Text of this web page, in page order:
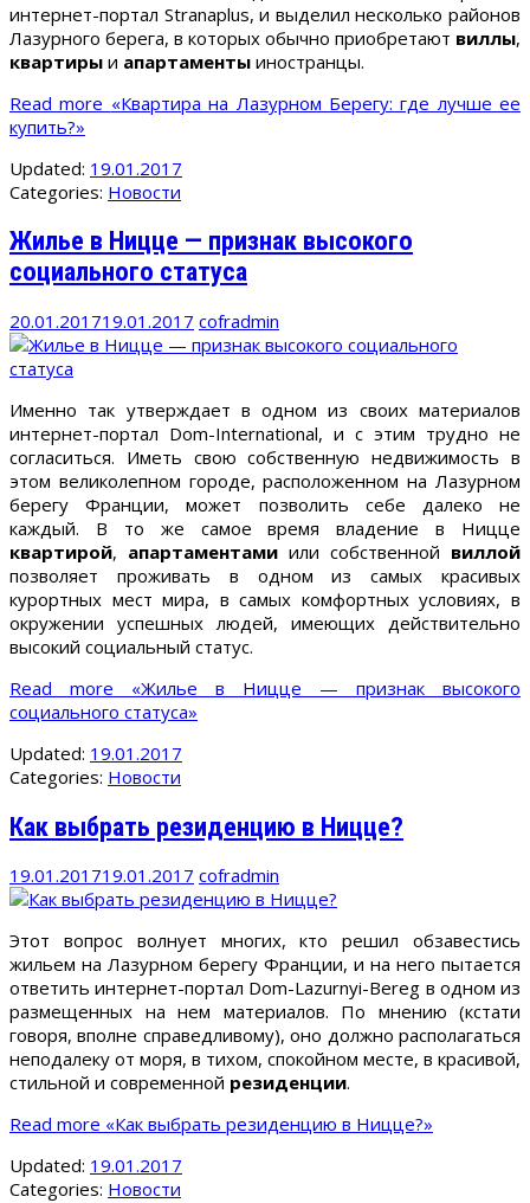
интернет-портал Stranaplus, и выделил несколько районов
Лазурного берега, в которых обычно приобретают виллы,
квартиры и апартаменты иностранцы.
Read more «Квартира на Лазурном Берегу: где лучше ее
купить?»
Updated: 19.01.2017
Categories: Новости
Жилье в Ницце — признак высокого
социального статуса
20.01.201719.01.2017 cofradmin
Именно так утверждает в одном из своих материалов
интернет-портал Dom-International, и с этим трудно не
согласиться. Иметь свою собственную недвижимость в
этом великолепном городе, расположенном на Лазурном
берегу Франции, может позволить себе далеко не
каждый. В то же самое время владение в Ницце
квартирой, апартаментами или собственной виллой
позволяет проживать в одном из самых красивых
курортных мест мира, в самых комфортных условиях, в
окружении успешных людей, имеющих действительно
высокий социальный статус.
Read more «Жилье в Ницце — признак высокого
социального статуса»
Updated: 19.01.2017
Categories: Новости
Как выбрать резиденцию в Ницце?
19.01.201719.01.2017 cofradmin
Этот вопрос волнует многих, кто решил обзавестись
жильем на Лазурном берегу Франции, и на него пытается
ответить интернет-портал Dom-Lazurnyi-Bereg в одном из
размещенных на нем материалов. По мнению (кстати
говоря, вполне справедливому), оно должно располагаться
неподалеку от моря, в тихом, спокойном месте, в красивой,
стильной и современной резиденции.
Read more «Как выбрать резиденцию в Ницце?»
Updated: 19.01.2017
Categories: Новости